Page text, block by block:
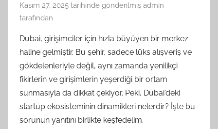
Kasım 27, 2025 tarihinde gönderilmiş admin
tarafından
Dubai, girişimciler için hızla büyüyen bir merkez
haline gelmiştir. Bu şehir, sadece lüks alışveriş ve
gökdelenleriyle değil, aynı zamanda yenilikçi
fikirlerin ve girişimlerin yeşerdiği bir ortam
sunmasıyla da dikkat çekiyor. Peki, Dubai’deki
startup ekosisteminin dinamikleri nelerdir? İşte bu
sorunun yanıtını birlikte keşfedelim.